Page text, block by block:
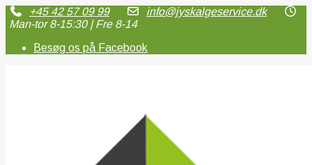
+45 42 57 09 99
info@jyskalgeservice.dk
Man-tor 8-15:30 | Fre 8-14
Besøg os på Facebook